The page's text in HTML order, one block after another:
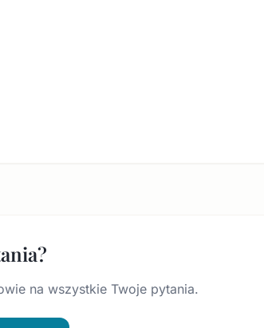
na wszystkie Twoje pytania.